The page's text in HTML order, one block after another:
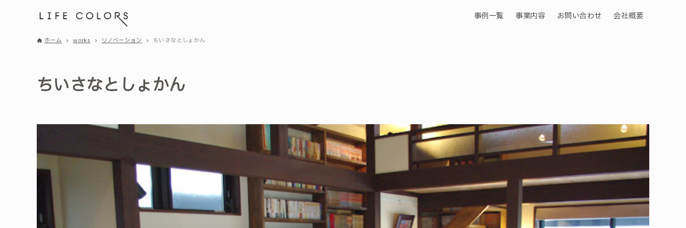
事例一覧 事業内容 お問い合わせ 会社概要
ホーム works リノベーション ちいさなとしょかん
ちいさなとしょかん